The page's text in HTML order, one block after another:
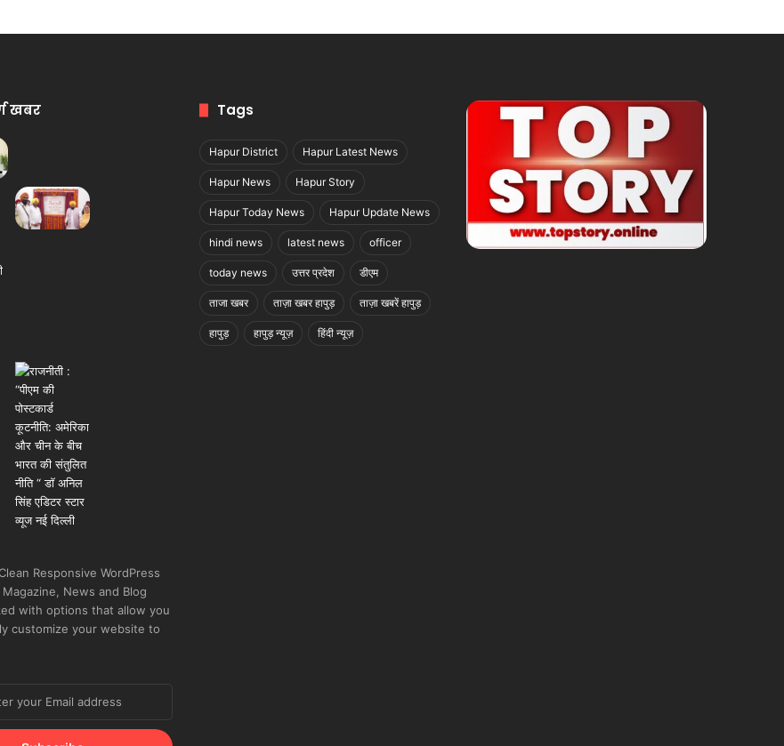
खबर
Responsive WordPress
News and Blog
with options that allow you
customize your website to
Tags
Hapur District Hapur Latest News
Hapur News Hapur Story
Hapur Today News Hapur Update News
hindi news latest news officer
today news उत्तर प्रदेश डीएम
ताजा खबर ताज़ा खबर हापुड़ ताज़ा खबरें हापुड़
हापुड़ हापुड़ न्यूज़ हिंदी न्यूज़